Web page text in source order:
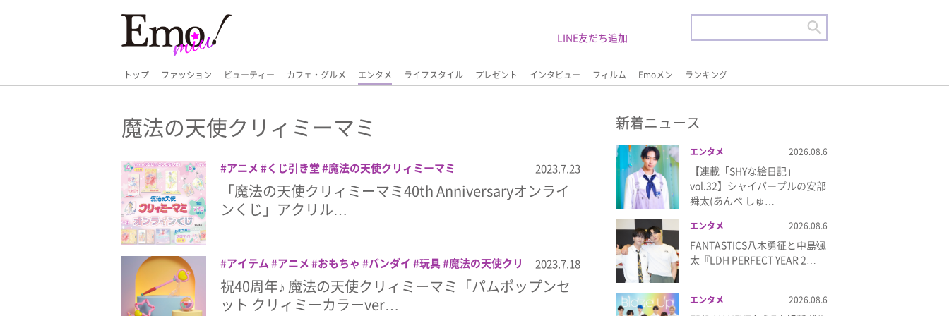
トップ ファッション ビューティー カフェ・グルメ エンタメ ライフスタイル プレゼント インタビュー フィルム Emoメン ランキング
LINE友だち追加
魔法の天使クリィミーマミ
アニメ くじ引き堂 魔法の天使クリィミーマミ 2023.7.23
「魔法の天使クリィミーマミ40th Anniversaryオンライ
ンくじ」アクリル…
アイテム アニメ おもちゃ バンダイ 玩具 魔法の天使クリ
ィミーマミ
2023.7.18
祝40周年♪ 魔法の天使クリィミーマミ「パムポップンセ
ット クリィミーカラーver…
新着ニュース
エンタメ 2026.08.6
【連載「SHYな絵日記」
vol.32】シャイパープルの安部
舜太(あんべ しゅ…
エンタメ 2026.08.6
FANTASTICS八木勇征と中島颯
太『LDH PERFECT YEAR 2…
エンタメ 2026.08.6